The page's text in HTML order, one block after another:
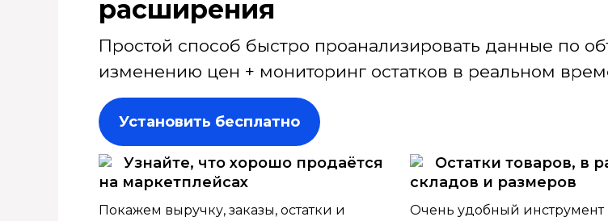
расширения
Простой способ быстро проанализировать данные по
изменению цен + мониторинг остатков в реальном
Установить бесплатно
Узнайте, что хорошо продаётся
на маркетплейсах
Покажем выручку, заказы, остатки и
Остатки товаров, в
складов и размеров
Очень удобный инструмент